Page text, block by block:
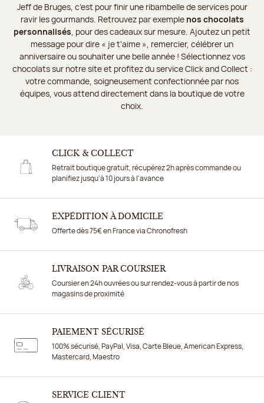
Jeff de Bruges, c’est pour finir une ribambelle de services pour
ravir les gourmands. Retrouvez par exemple nos chocolats
personnalisés , pour des cadeaux sur mesure. Ajoutez un petit
message pour dire « je t’aime », remercier, célébrer un
anniversaire ou souhaiter une belle année ! Sélectionnez vos
chocolats sur notre site et profitez du service Click and Collect :
votre commande, soigneusement confectionnée par nos
équipes, vous attend directement dans la boutique de votre
choix.
CLICK & COLLECT
Retrait boutique gratuit, récupérez 2h après commande ou
planifiez jusqu'à 10 jours à l'avance
EXPÉDITION À DOMICILE
Offerte dès 75€ en France via Chronofresh
LIVRAISON PAR COURSIER
Coursier en 24h ouvrées ou sur rendez-vous à partir de nos
magasins de proximité
PAIEMENT SÉCURISÉ
100% sécurisé, PayPal, Visa, Carte Bleue, American Express,
Mastercard, Maestro
SERVICE CLIENT